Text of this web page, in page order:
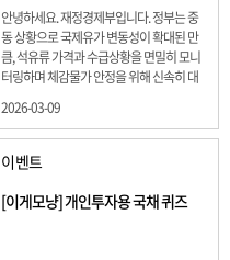
안녕하세요. 재정경제부입니다. 정부는 중
동 상황으로 국제유가 변동성이 확대된 만
큼, 석유류 가격과 수급상황을 면밀히 모니
터링하며 체감물가 안정을 위해 신속히 대
료품과 에너지를 제외하고 추세적 흐름을
보여주는 근원물가는 2.3% 상승 향후 지정
학적 요인, 기상여건 등 불확실성이 있는 만
큼, 정부는 체감물가 안정을 위해 총력을 다
할 계획입니다. 특히, 최근 중동 상황으로 국
제유가 변동성이 확대된 만큼, 석유류 가격･
2026-03-09
이벤트
[이게모냥] 개인투자용 국채 퀴즈